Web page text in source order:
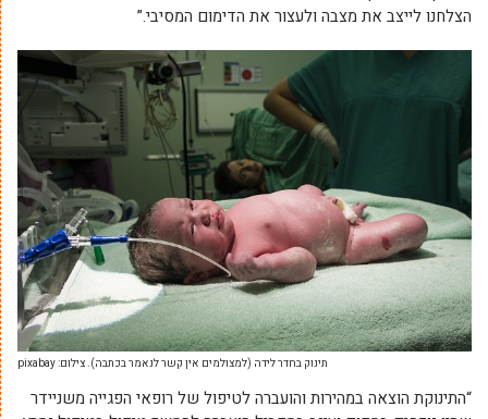
הצלחנו לייצב את מצבה ולעצור את הדימום המסיבי.”
תינוק בחדר לידה (למצולמים אין קשר לנאמר בכתבה). צילום: pixabay
“התינוקת הוצאה במהירות והועברה לטיפול של רופאי הפגייה משניידר